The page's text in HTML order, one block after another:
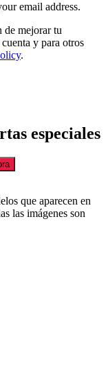
email address.
de mejorar tu
y para otros
.
especiales
que aparecen en
las imágenes son